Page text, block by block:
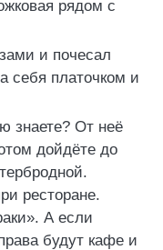
рядом с
и почесал
себя платочком и
знаете? От неё
дойдёте до
ресторане.
А если
будут кафе и